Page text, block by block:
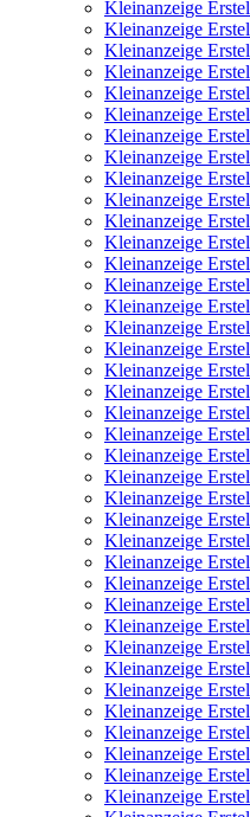
Kleinanzeige
Kleinanzeige
Kleinanzeige
Kleinanzeige
Kleinanzeige
Kleinanzeige
Kleinanzeige
Kleinanzeige
Kleinanzeige
Kleinanzeige
Kleinanzeige
Kleinanzeige
Kleinanzeige
Kleinanzeige
Kleinanzeige
Kleinanzeige
Kleinanzeige
Kleinanzeige
Kleinanzeige
Kleinanzeige
Kleinanzeige
Kleinanzeige
Kleinanzeige
Kleinanzeige
Kleinanzeige
Kleinanzeige
Kleinanzeige
Kleinanzeige
Kleinanzeige
Kleinanzeige
Kleinanzeige
Kleinanzeige
Kleinanzeige
Kleinanzeige
Kleinanzeige
Kleinanzeige
Kleinanzeige
Kleinanzeige